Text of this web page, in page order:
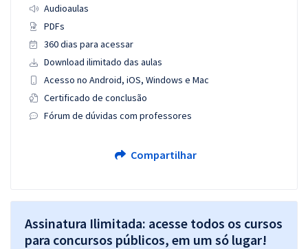
Audioaulas
PDFs
360 dias para acessar
Download ilimitado das aulas
Acesso no Android, iOS, Windows e Mac
Certificado de conclusão
Fórum de dúvidas com professores
Compartilhar
Assinatura Ilimitada: acesse todos os cursos
para concursos públicos, em um só lugar!